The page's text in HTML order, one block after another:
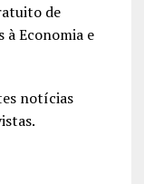
de
Economia e
notícias